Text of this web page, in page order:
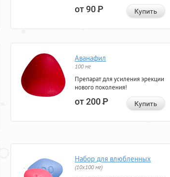
от 90Р Купить
Аванафил
100 мг
Препарат для усиления эрекции
нового поколения!
от 200Р Купить
Набор для влюбленных
(10х100 мг)